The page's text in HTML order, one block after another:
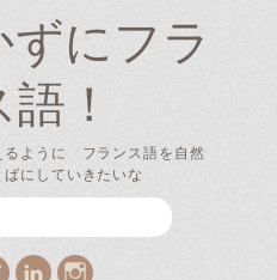
にフラ
！
るように フランス語を自然
にしていきたいな